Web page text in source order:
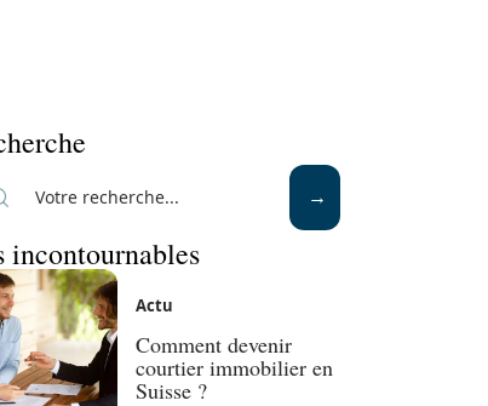
incontournables
Actu
Comment devenir
courtier immobilier en
Suisse ?